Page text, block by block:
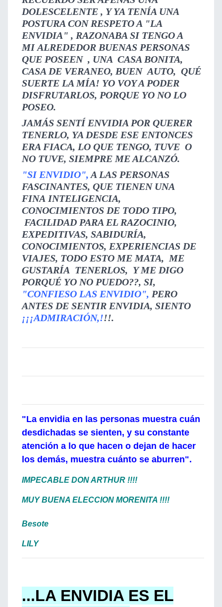
DOLESCELENTE , Y YA TENÍA UNA
POSTURA CON RESPETO A "LA
ENVIDIA" , RAZONABA SI TENGO A
MI ALREDEDOR BUENAS PERSONAS
QUE POSEEN , UNA CASA BONITA,
CASA DE VERANEO, BUEN AUTO, QUÉ
SUERTE LA MÍA! YO VOY A PODER
DISFRUTARLOS, PORQUE YO NO LO
POSEO.
JAMÁS SENTÍ ENVIDIA POR QUERER
TENERLO, YA DESDE ESE ENTONCES
ERA FIACA, LO QUE TENGO, TUVE O
NO TUVE, SIEMPRE ME ALCANZÓ.
"SI ENVIDIO", A LAS PERSONAS
FASCINANTES, QUE TIENEN UNA
FINA INTELIGENCIA,
CONOCIMIENTOS DE TODO TIPO,
FACILIDAD PARA EL RAZOCINIO,
EXPEDITIVAS, SABIDURÍA,
CONOCIMIENTOS, EXPERIENCIAS DE
VIAJES, TODO ESTO ME MATA, ME
GUSTARÍA TENERLOS, Y ME DIGO
PORQUÉ YO NO PUEDO??, SI,
"CONFIESO LAS ENVIDIO", PERO
ANTES DE SENTIR ENVIDIA, SIENTO
¡¡¡ADMIRACIÓN,!!!.
"La envidia en las personas muestra cuán
desdichadas se sienten, y su constante
atención a lo que hacen o dejan de hacer
los demás, muestra cuánto se aburren".
IMPECABLE DON ARTHUR !!!!
MUY BUENA ELECCION MORENITA !!!!
Besote
LILY
...LA ENVIDIA ES EL